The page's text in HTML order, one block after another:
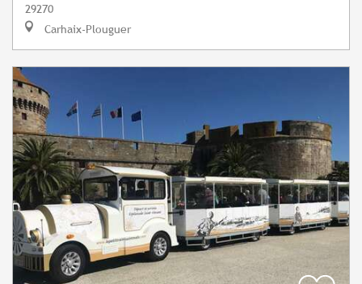
29270
Carhaix-Plouguer